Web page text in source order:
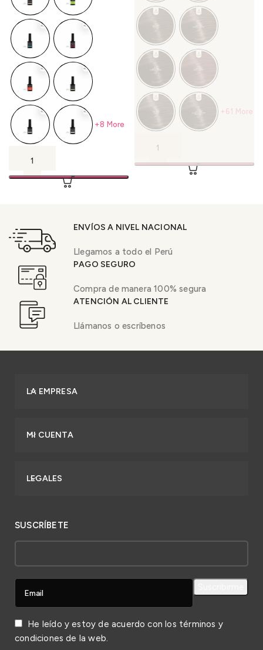
+8 More
+61 More
ENVÍOS A NIVEL NACIONAL
Llegamos a todo el Perú
PAGO SEGURO
Compra de manera 100% segura
ATENCIÓN AL CLIENTE
Llámanos o escríbenos
LA EMPRESA
MI CUENTA
LEGALES
SUSCRÍBETE
He leído y estoy de acuerdo con los términos y
condiciones de la web.